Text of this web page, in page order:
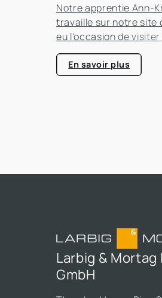
Notre apprentie Ann-
travaille sur notre site
eu l'occasion de
compétence
avec sa classe. Cette
était entièrement
En savoir plus
Larbig & Mortag
GmbH